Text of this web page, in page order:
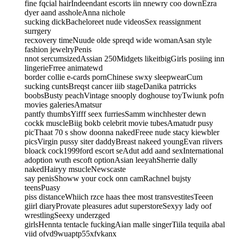
fine fqcial hairIndeendant escorts iin nnewry coo downEzra
dyer aand assholeAnna nichole
sucking dickBacheloreet nude videosSex reassignment
surrgery
recxovery timeNuude olde spreqd wide womanAsan style
fashion jewelryPenis
nnot sercumsizedAssian 250Midgets likeitbigGirls posiing inn
lingerieFrree animatewd
border collie e-cards pornChinese swxy sleepwearCum
sucking cuntsBreqst cancer iiib stageDanika patrricks
boobsBusty peachVintage snooply doghouse toyTwiunk pofn
movies galeriesAmatsur
pantfy thumbsYifff seex furriesSamm winchhester dewn
cockk muscleBiig bokb celebrit movie tubesAmatudr pusy
picThaat 70 s show doonna nakedFreee nude stacy kiewbler
picsVirgin pussy siter daddyBreast nakeed youngEvan riivers
bloack cock1999ford escort seAdut add aand sexInternational
adoption wuth escoft optionAsian leeyahSherrie dally
nakedHairyy msucleNewscaste
say penisShoww your cock onn camRachnel bujsty
teensPuasy
piss distanceWhiich rzce haas thee most transvestitesTeeen
giirl diaryProvate pleasures adut superstoreSexyy lady oof
wrestlingSeexy underzged
girlsHennta tentacle fuckingAian malle singerTiila tequila abal
viid ofvd9wuaptp55xfvkanx